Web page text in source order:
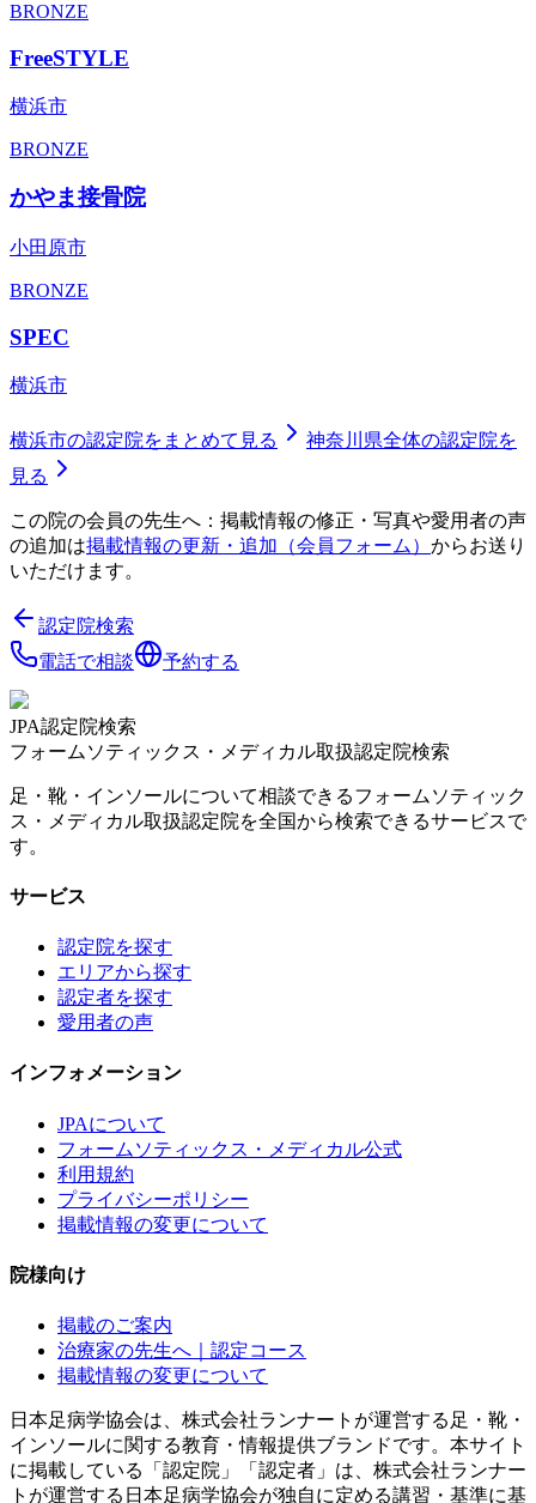
BRONZE
FreeSTYLE
横浜市
BRONZE
かやま接骨院
小田原市
BRONZE
SPEC
横浜市
横浜市の認定院をまとめて見る 神奈川県全体の認定院を
見る
この院の会員の先生へ：掲載情報の修正・写真や愛用者の声
の追加は掲載情報の更新・追加（会員フォーム） からお送り
いただけます。
認定院検索
電話で相談
予約する
JPA認定院検索
フォームソティックス・メディカル取扱認定院検索
足・靴・インソールについて相談できるフォームソティック
ス・メディカル取扱認定院を全国から検索できるサービスで
す。
サービス
認定院を探す
エリアから探す
認定者を探す
愛用者の声
インフォメーション
JPAについて
フォームソティックス・メディカル公式
利用規約
プライバシーポリシー
掲載情報の変更について
院様向け
掲載のご案内
治療家の先生へ｜認定コース
掲載情報の変更について
日本足病学協会は、株式会社ランナートが運営する足・靴・
インソールに関する教育・情報提供ブランドです。本サイト
に掲載している「認定院」「認定者」は、株式会社ランナー
トが運営する日本足病学協会が独自に定める講習・基準に基